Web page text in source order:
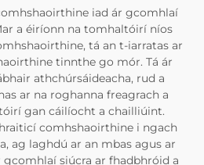
iad ár gcomhlaí
a éiríonn na tomhaltóirí níos
tá an t-iarratas ar
tinnthe go mór. Tá ár
athchúrsáideacha, rud a
ar na roghanna freagrach a
gan cáilíocht a chailliúint.
comhshaoirthine i ngach
ag laghdú ar an mbas agus ar
gcomhlaí siúcra ar fhadbhróid a